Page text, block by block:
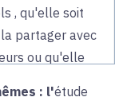
, qu'elle soit
partager avec
ou qu'elle
: l'étude